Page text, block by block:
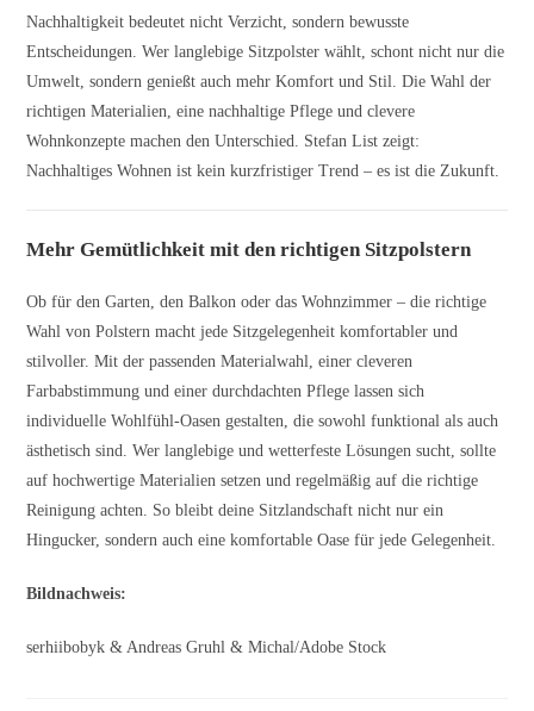
Nachhaltigkeit bedeutet nicht Verzicht, sondern bewusste
Entscheidungen. Wer langlebige Sitzpolster wählt, schont nicht nur die
Umwelt, sondern genießt auch mehr Komfort und Stil. Die Wahl der
richtigen Materialien, eine nachhaltige Pflege und clevere
Wohnkonzepte machen den Unterschied. Stefan List zeigt:
Nachhaltiges Wohnen ist kein kurzfristiger Trend – es ist die Zukunft.
Mehr Gemütlichkeit mit den richtigen Sitzpolstern
Ob für den Garten, den Balkon oder das Wohnzimmer – die richtige
Wahl von Polstern macht jede Sitzgelegenheit komfortabler und
stilvoller. Mit der passenden Materialwahl, einer cleveren
Farbabstimmung und einer durchdachten Pflege lassen sich
individuelle Wohlfühl-Oasen gestalten, die sowohl funktional als auch
ästhetisch sind. Wer langlebige und wetterfeste Lösungen sucht, sollte
auf hochwertige Materialien setzen und regelmäßig auf die richtige
Reinigung achten. So bleibt deine Sitzlandschaft nicht nur ein
Hingucker, sondern auch eine komfortable Oase für jede Gelegenheit.
Bildnachweis:
serhiibobyk & Andreas Gruhl & Michal/Adobe Stock